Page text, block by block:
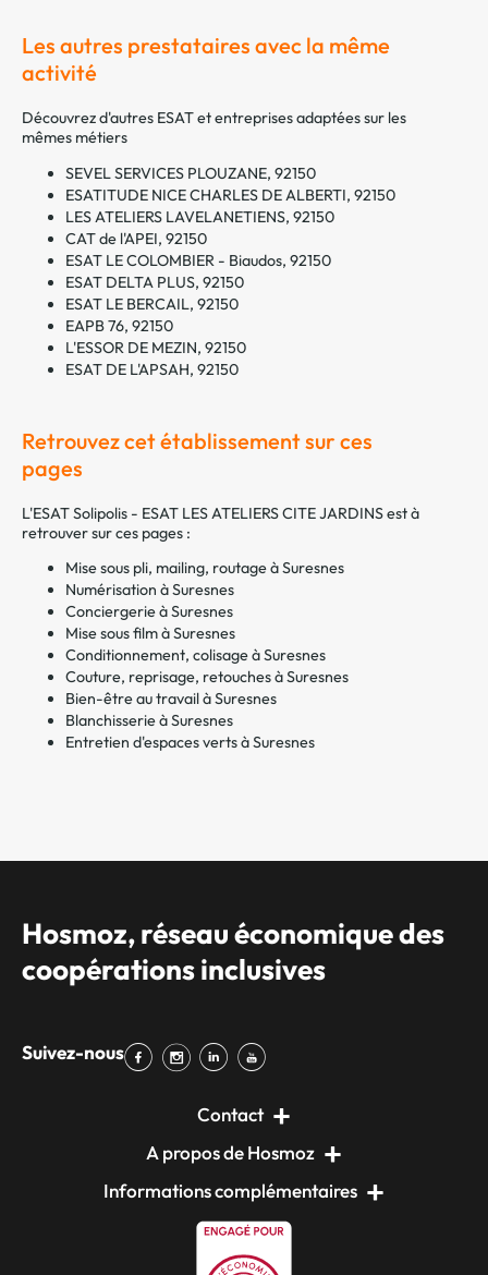
Les autres prestataires avec la même
activité
Découvrez d'autres ESAT et entreprises adaptées sur les
mêmes métiers
SEVEL SERVICES PLOUZANE, 92150
ESATITUDE NICE CHARLES DE ALBERTI, 92150
LES ATELIERS LAVELANETIENS, 92150
CAT de l'APEI, 92150
ESAT LE COLOMBIER - Biaudos, 92150
ESAT DELTA PLUS, 92150
ESAT LE BERCAIL, 92150
EAPB 76, 92150
L'ESSOR DE MEZIN, 92150
ESAT DE L'APSAH, 92150
Retrouvez cet établissement sur ces
pages
L'ESAT Solipolis - ESAT LES ATELIERS CITE JARDINS est à
retrouver sur ces pages :
Mise sous pli, mailing, routage à Suresnes
Numérisation à Suresnes
Conciergerie à Suresnes
Mise sous film à Suresnes
Conditionnement, colisage à Suresnes
Couture, reprisage, retouches à Suresnes
Bien-être au travail à Suresnes
Blanchisserie à Suresnes
Entretien d'espaces verts à Suresnes
Hosmoz, réseau économique des
coopérations inclusives
Suivez-nous
Contact
A propos de Hosmoz
Informations complémentaires